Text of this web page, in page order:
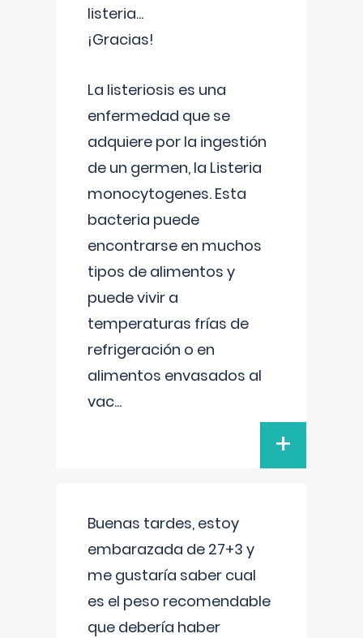
listeria...
¡Gracias!
La listeriosis es una
enfermedad que se
adquiere por la ingestión
de un germen, la Listeria
monocytogenes. Esta
bacteria puede
encontrarse en muchos
tipos de alimentos y
puede vivir a
temperaturas frías de
refrigeración o en
alimentos envasados al
vac...
+
Buenas tardes, estoy
embarazada de 27+3 y
me gustaría saber cual
es el peso recomendable
que debería haber